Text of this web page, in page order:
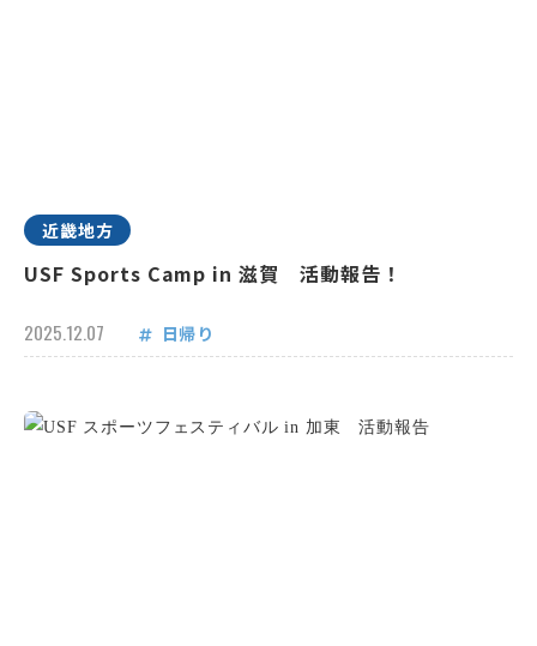
近畿地方
USF Sports Camp in 滋賀 活動報告！
2025.12.07 日帰り